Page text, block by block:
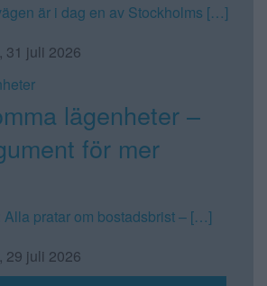
är i dag en av Stockholms […]
31 juli 2026
lägenheter –
för mer
Alla pratar om bostadsbrist – […]
29 juli 2026